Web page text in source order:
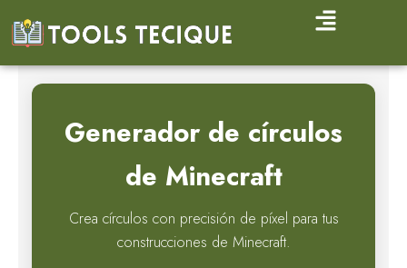
contenido
Generador de círculos
de Minecraft
Crea círculos con precisión de píxel para tus
construcciones de Minecraft.